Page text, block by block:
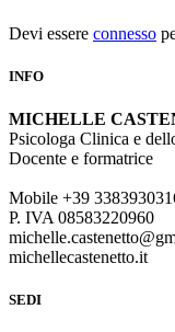
Devi essere connesso
INFO
MICHELLE
Psicologa Clinica e
Docente e formatrice
Mobile +39
P. IVA 08583220960
michellecastenetto.it
SEDI